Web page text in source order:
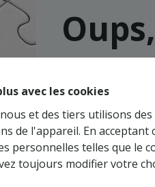
avec les cookies
et des tiers utilisons
de l'appareil. En acceptant
personnelles telles que le
toujours modifier votre